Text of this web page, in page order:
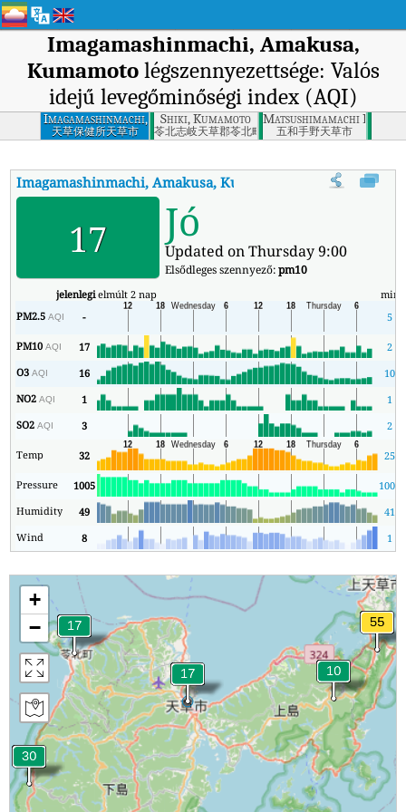
Imagamashinmachi, Amakusa,
Kumamotolégszennyezettsége: Valós
idejű levegőminőségi index (AQI)
Imagamashinmachi,
Amakusa,
Kumamoto
天草保健所天草市
Shiki, Kumamoto
苓北志岐天草郡苓北町
Matsushimamachi
五和手野天草市
Imagamashinmachi, Amakusa, Kumamoto
17 Jó
Updated on Thursday 9:00
Elsődleges szennyező:pm10
jelenlegielmúlt 2 nap min
PM2.5AQI - 5
PM10AQI 17
2
O3AQI 16
10
NO2AQI 1
1
SO2AQI 3 2
Temp 32 25
Pressure 1005 1005
Humidity
49
41
Wind
8 1
+
−